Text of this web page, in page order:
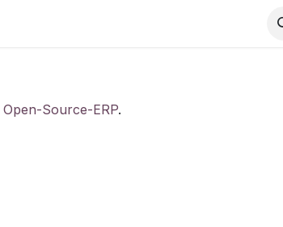
Open-Source-ERP.